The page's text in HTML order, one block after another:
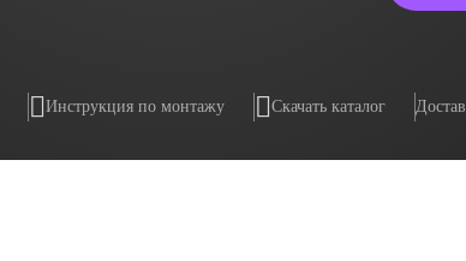
Инструкция по монтажу Скачать каталог